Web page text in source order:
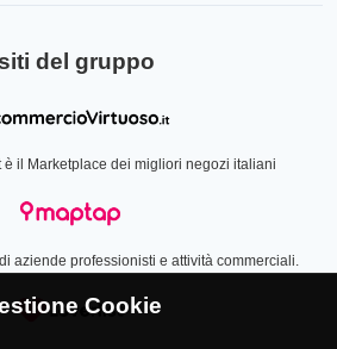
del gruppo
è il Marketplace dei migliori negozi italiani
aziende professionisti e attività commerciali.
Cookie